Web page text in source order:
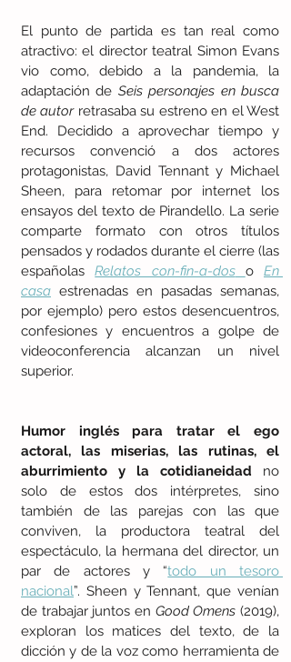
El punto de partida es tan real como
atractivo: el director teatral Simon Evans
vio como, debido a la pandemia, la
adaptación de Seis personajes en busca
de autor retrasaba su estreno en el West
End. Decidido a aprovechar tiempo y
recursos convenció a dos actores
protagonistas, David Tennant y Michael
Sheen, para retomar por internet los
ensayos del texto de Pirandello. La serie
comparte formato con otros títulos
pensados y rodados durante el cierre (las
españolas Relatos con-fin-a-dos o En
casa estrenadas en pasadas semanas,
por ejemplo) pero estos desencuentros,
confesiones y encuentros a golpe de
videoconferencia alcanzan un nivel
superior.
Humor inglés para tratar el ego
actoral, las miserias, las rutinas, el
aburrimiento y la cotidianeidad no
solo de estos dos intérpretes, sino
también de las parejas con las que
conviven, la productora teatral del
espectáculo, la hermana del director, un
par de actores y “todo un tesoro
nacional”. Sheen y Tennant, que venían
de trabajar juntos en Good Omens (2019),
exploran los matices del texto, de la
dicción y de la voz como herramienta de